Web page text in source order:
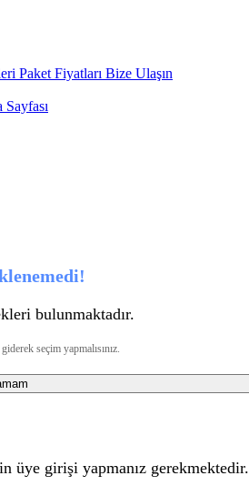
Paket Fiyatları Bize Ulaşın
Sayfası
bulunmaktadır.
seçim yapmalısınız.
üye girişi yapmanız gerekmektedir.